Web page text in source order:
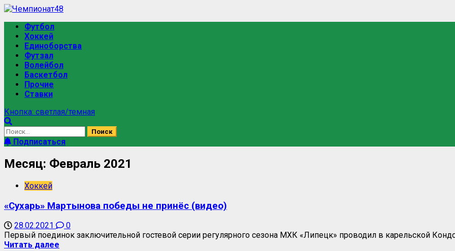
Футбол
Хоккей
Единоборства
Футзал
Волейбол
Баскетбол
Прочие
Ставки
Кнопка: светлая/темная
Подписаться
Месяц: Февраль 2021
Хоккей
«Сухарь» Мартынова победы не принёс (видео)
28.02.2021
0
Первый поединок заключительной гостевой серии регулярного сезона МХК «Липецк» проводил в карельской
Читать далее